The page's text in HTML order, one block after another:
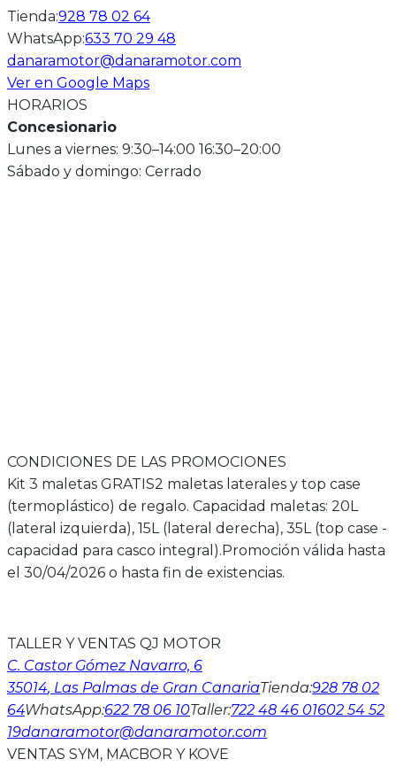
Tienda:928 78 02 64
WhatsApp:633 70 29 48
danaramotor@danaramotor.com
Ver en Google Maps
HORARIOS
Concesionario
Lunes a viernes: 9:30–14:00 16:30–20:00
Sábado y domingo: Cerrado
CONDICIONES DE LAS PROMOCIONES
Kit 3 maletas GRATIS2 maletas laterales y top case
(termoplástico) de regalo. Capacidad maletas: 20L
(lateral izquierda), 15L (lateral derecha), 35L (top case -
capacidad para casco integral).Promoción válida hasta
el 30/04/2026 o hasta fin de existencias.
TALLER Y VENTAS QJ MOTOR
C. Castor Gómez Navarro, 6
35014, Las Palmas de Gran CanariaTienda:928 78 02
64WhatsApp:622 78 06 10Taller:722 48 46 01602 54 52
19danaramotor@danaramotor.com
VENTAS SYM, MACBOR Y KOVE